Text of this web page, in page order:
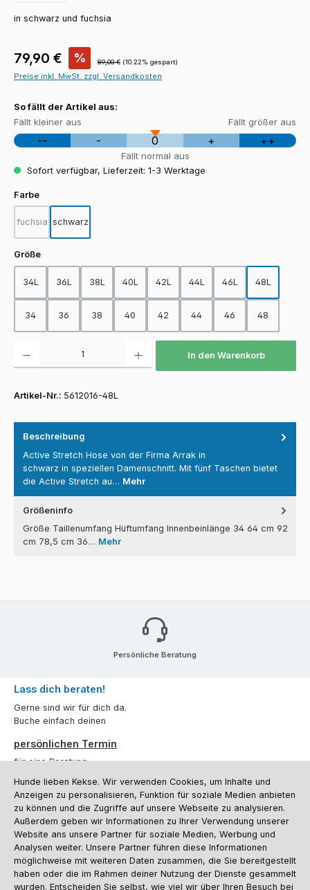
in schwarz und fuchsia
Verkaufspreis:
79,90 € % Regulärer Preis:
89,00 € (10.22% gespart)
Preise inkl. MwSt. zzgl. Versandkosten
So fällt der Artikel aus:
Fällt kleiner aus Fällt größer aus
-- - 0 + ++
Fällt normal aus
Sofort verfügbar, Lieferzeit: 1-3 Werktage
Farbeauswählen
fuchsia
(Diese Option ist zurzeit nicht verfügbar.)
schwarz
Größeauswählen
34L 36L 38L 40L 42L 44L 46L 48L
34 36 38 40 42 44 46 48
In den Warenkorb
Artikel-Nr.: 5612016-48L
Beschreibung
Active Stretch Hose von der Firma Arrak in
schwarz in speziellen Damenschnitt. Mit fünf Taschen bietet
die Active Stretch au… Mehr
Größeninfo
Größe Taillenumfang Hüftumfang Innenbeinlänge 34 64 cm 92
cm 78,5 cm 36… Mehr
Persönliche Beratung
Lass dich beraten!
Gerne sind wir für dich da.
Buche einfach deinen
persönlichen Termin
für eine Beratung.
Oder über unserKontaktformular.
Vertrag widerrufen
Kundenservice
Informationen
Hunde lieben Kekse. Wir verwenden Cookies, um Inhalte und
Anzeigen zu personalisieren, Funktion für soziale Medien anbieten
zu können und die Zugriffe auf unsere Webseite zu analysieren.
Außerdem geben wir Informationen zu Ihrer Verwendung unserer
Website ans unsere Partner für soziale Medien, Werbung und
Analysen weiter. Unsere Partner führen diese Informationen
möglichweise mit weiteren Daten zusammen, die Sie bereitgestellt
haben oder die im Rahmen deiner Nutzung der Dienste gesammelt
wurden. Entscheiden Sie selbst, wie viel wir über Ihren Besuch bei